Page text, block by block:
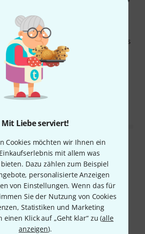
Mit Liebe serviert!
Cookies möchten wir Ihnen ein
mit allem was
Dazu zählen zum Beispiel
personalisierte Anzeigen
von Einstellungen. Wenn das für
Sie der Nutzung von Cookies
Statistiken und Marketing
Klick auf „Geht klar“ zu (alle
anzeigen).
mit dem Intigrierten EBS
der beste überhaupt) und
Hi+Lo Filter ist das ding
unschlagbar. denn da sind Sounds
und bassig bis hin zu Kreischenden
Bewertungen lesen
gewusst?
Videos Ratgeber